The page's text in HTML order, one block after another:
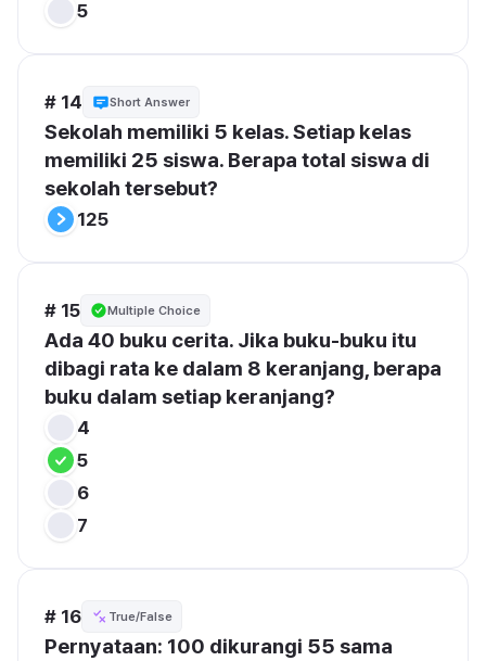
5
# 14 Short Answer
Sekolah memiliki 5 kelas. Setiap kelas
memiliki 25 siswa. Berapa total siswa di
sekolah tersebut?
125
# 15 Multiple Choice
Ada 40 buku cerita. Jika buku-buku itu
dibagi rata ke dalam 8 keranjang, berapa
buku dalam setiap keranjang?
4
5
6
7
# 16 True/False
Pernyataan: 100 dikurangi 55 sama